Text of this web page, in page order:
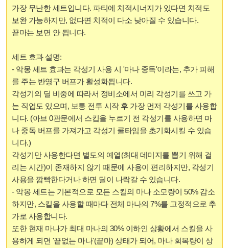
가장 무난한 세트입니다. 파티에 치적시너지가 있다면 치적도
보완 가능하지만, 없다면 치적이 다소 낮아질 수 있습니다.
끝마는 보면 안 됩니다.
세트 효과 설명:
- 악몽 세트 효과는 각성기 사용 시 '마나 중독'이라는, 추가 피해
를 주는 반영구 버프가 활성화됩니다.
각성기의 딜 비중에 따라서 정비소에서 미리 각성기를 쓰고 가
는 직업도 있으며, 보통 전투 시작 후 가장 먼저 각성기를 사용합
니다. (아브 0관문에서 스킵을 누르기 전 각성기를 사용하면 마
나 중독 버프를 가져가고 각성기 쿨타임을 초기화시킬 수 있습
니다.)
각성기만 사용한다면 별도의 예열(최대 데미지를 뽑기 위해 걸
리는 시간)이 존재하지 않기 때문에 사용이 편리하지만, 각성기
사용을 깜빡한다거나 하면 딜이 나락갈 수 있습니다.
- 악몽 세트는 기본적으로 모든 스킬의 마나 소모량이 50% 감소
하지만, 스킬을 사용할 때마다 전체 마나의 7%를 고정적으로 추
가로 사용합니다.
또한 현재 마나가 최대 마나의 30% 이하인 상황에서 스킬을 사
용하게 되면 '끝없는 마나'(끝마) 상태가 되어, 마나 회복량이 상